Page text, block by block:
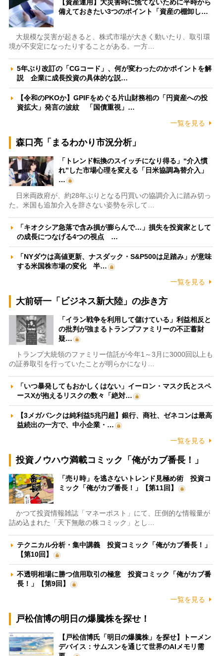
【資産運用】大災害時に慌てないために平時から
備えておきたい3つのポイント「資産の棚卸し…
大規模な災害が起きると、株式市場が大きく動いたり、取引環
境が不安定になったりすることがある。一方…
5年ぶり改訂の「CGコード」、何が変わったのかポイントを解
説 企業に成長投資の具体的な説…
【令和のPKOか】GPIFをめぐる片山財務相の「円資産への投
資拡大」発言の波紋 「国債重視」…
一覧を見る
森口亮「まるわかり市況分析」
「トレンド転換のスイッチになり得る」“介入慣
れ”した市場心理を変える「日米協調為替介入」
…
日米両政府が、約28年ぶりとなる円買いの協調介入に踏み切っ
た。米国も追加介入を辞さない姿勢を示して…
「キオクシア急落で含み損が膨らんで…」損失を投資家として
の成長につなげる4つの視点 …
「NYダウは高値更新、ナスダック・S&P500は足踏み」が意味
する米国株市場の変化 半…
一覧を見る
大前研一「ビジネス新大陸」の歩き方
「イラン戦争を利用して儲けている」利益相反と
の批判が強まるトランプファミリーの不正蓄財
疑…
トランプ大統領のファミリー信託が今年1～3月に3000回以上も
の証券取引を行っていたことが明らかになり…
「いつ暴発してもおかしくはない」イーロン・マスク氏とスペ
ースXが抱えるリスクの数々「絶対…
【3メガバンクは純利益5兆円超】銀行、商社、ゼネコンは最高
益続出の一方で、中小企業・…
一覧を見る
投資ノウハウ満載コミック「俺がカブ番長！」
「売り時」を逃さないトレンド見極め術 投資コ
ミック「俺がカブ番長！」【第11回】
かつて投資情報雑誌「マネーポスト」にて、圧倒的な情報量が
詰め込まれた「天下無敵の株コミック」とし…
テクニカル分析・集中講義 投資コミック「俺がカブ番長！」
【第10回】
不透明相場に勝つ信用取引の極意 投資コミック「俺がカブ番
長！」【第9回】
一覧を見る
戸松信博の明日の爆騰株を探せ！
【戸松信博氏「明日の爆騰株」を探せ】トーメン
デバイス：サムスンを通じて世界のAIメモリ需